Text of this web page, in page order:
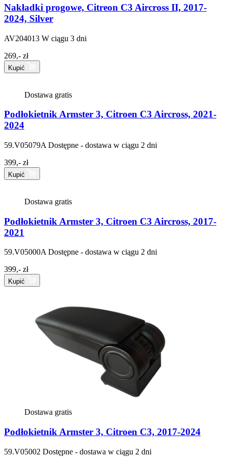
Nakładki progowe, Citreon C3 Aircross II, 2017-
2024, Silver
AV204013 W ciągu 3 dni
269,- zł
Kupić
Dostawa gratis
Podłokietnik Armster 3, Citroen C3 Aircross, 2021-
2024
59.V05079A Dostępne - dostawa w ciągu 2 dni
399,- zł
Kupić
Dostawa gratis
Podłokietnik Armster 3, Citroen C3 Aircross, 2017-
2021
59.V05000A Dostępne - dostawa w ciągu 2 dni
399,- zł
Kupić
Dostawa gratis
Podłokietnik Armster 3, Citroen C3, 2017-2024
59.V05002 Dostępne - dostawa w ciągu 2 dni